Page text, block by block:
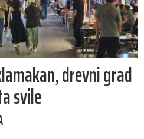
drevni grad
svile